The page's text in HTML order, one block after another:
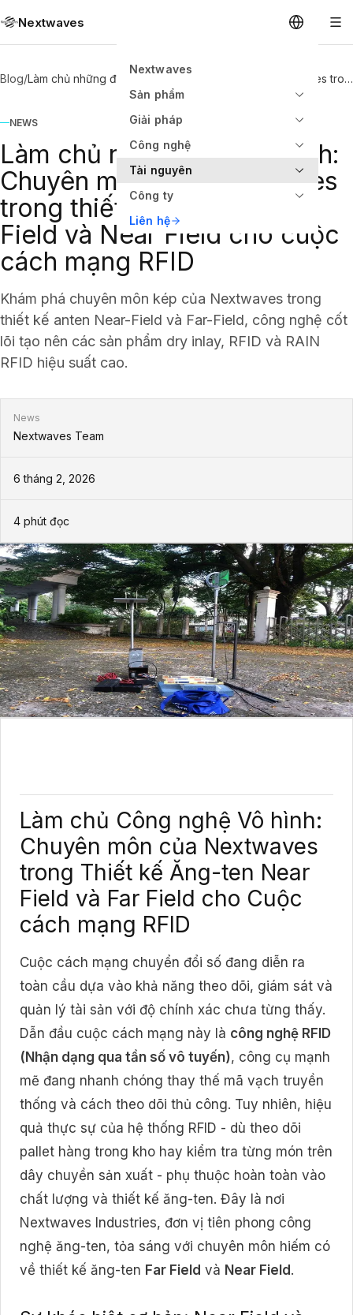
Nextwaves
Nextwaves
Sản phẩm
Giải pháp
Công nghệ
Tài nguyên
Công ty
Liên hệ
Blog/ Làm chủ những điều vô hình: Chuyên môn của Nextwaves trong thiết kế ăng-ten Far Field và Near Field cho cuộc cách mạng RFID
NEWS
Làm chủ những điều vô hình:
Chuyên môn của Nextwaves
trong thiết kế ăng-ten Far
Field và Near Field cho cuộc
cách mạng RFID
Khám phá chuyên môn kép của Nextwaves trong
thiết kế anten Near-Field và Far-Field, công nghệ cốt
lõi tạo nên các sản phẩm dry inlay, RFID và RAIN
RFID hiệu suất cao.
News
Nextwaves Team
6 tháng 2, 2026
4 phút đọc
Làm chủ Công nghệ Vô hình:
Chuyên môn của Nextwaves
trong Thiết kế Ăng-ten Near
Field và Far Field cho Cuộc
cách mạng RFID
Cuộc cách mạng chuyển đổi số đang diễn ra
toàn cầu dựa vào khả năng theo dõi, giám sát và
quản lý tài sản với độ chính xác chưa từng thấy.
Dẫn đầu cuộc cách mạng này là công nghệ RFID
(Nhận dạng qua tần số vô tuyến), công cụ mạnh
mẽ đang nhanh chóng thay thế mã vạch truyền
thống và cách theo dõi thủ công. Tuy nhiên, hiệu
quả thực sự của hệ thống RFID - dù theo dõi
pallet hàng trong kho hay kiểm tra từng món trên
dây chuyền sản xuất - phụ thuộc hoàn toàn vào
chất lượng và thiết kế ăng-ten. Đây là nơi
Nextwaves Industries, đơn vị tiên phong công
nghệ ăng-ten, tỏa sáng với chuyên môn hiếm có
về thiết kế ăng-ten Far Field và Near Field .